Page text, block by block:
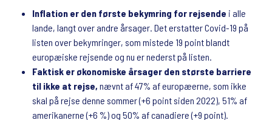
Inflation er den første bekymring for rejsende i alle
lande, langt over andre årsager. Det erstatter Covid-19 på
listen over bekymringer, som mistede 19 point blandt
europæiske rejsende og nu er nederst på listen.
Faktisk er økonomiske årsager den største barriere
til ikke at rejse, nævnt af 47% af europæerne, som ikke
skal på rejse denne sommer (+6 point siden 2022), 51% af
amerikanerne (+6 %) og 50% af canadiere (+9 point).